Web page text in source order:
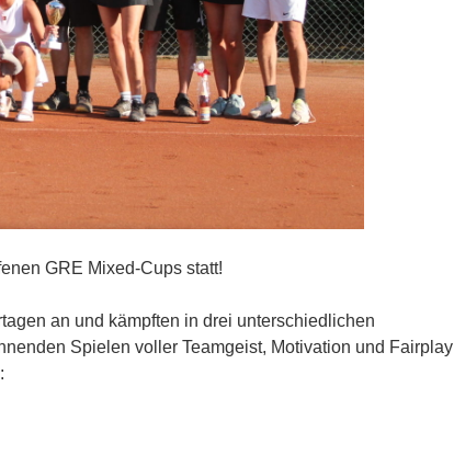
GRE Mixed-Cups statt!
an und kämpften in drei unterschiedlichen
Spielen voller Teamgeist, Motivation und Fairplay